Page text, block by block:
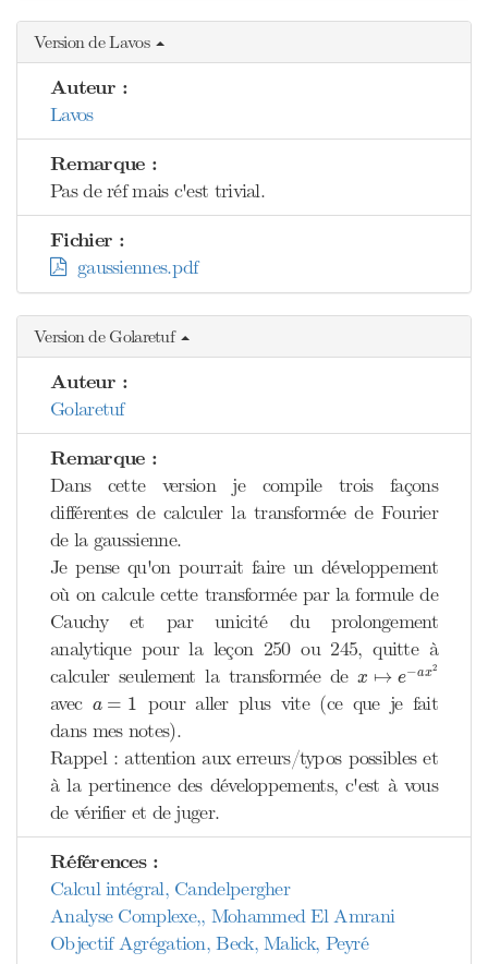
Version de Lavos
Auteur :
Lavos
Remarque :
Pas de réf mais c'est trivial.
Fichier :
gaussiennes.pdf
Version de Golaretuf
Auteur :
Golaretuf
Remarque :
Dans cette version je compile trois façons
différentes de calculer la transformée de Fourier
de la gaussienne.
Je pense qu'on pourrait faire un développement
où on calcule cette transformée par la formule de
Cauchy et par unicité du prolongement
analytique pour la leçon 250 ou 245, quitte à
calculer seulement la transformée de x ↦ e−ax2
x ↦e 2
avec a = 1
a
pour aller plus vite (ce que je fait
dans mes notes).
Rappel : attention aux erreurs/typos possibles et
à la pertinence des développements, c'est à vous
de vérifier et de juger.
Références :
Calcul intégral, Candelpergher
Analyse Complexe,, Mohammed El Amrani
Objectif Agrégation, Beck, Malick, Peyré